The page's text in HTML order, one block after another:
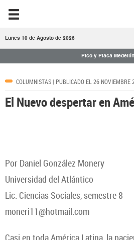
Lunes 10 de Agosto de 2026
Pico y Placa Medellín
COLUMNISTAS | PUBLICADO EL 26 NOVIEMBRE
El Nuevo despertar en
Por Daniel González Monery
Universidad del Atlántico
Lic. Ciencias Sociales, semestre 8
moneri11@hotmail.com
Casi en toda América Latina, la